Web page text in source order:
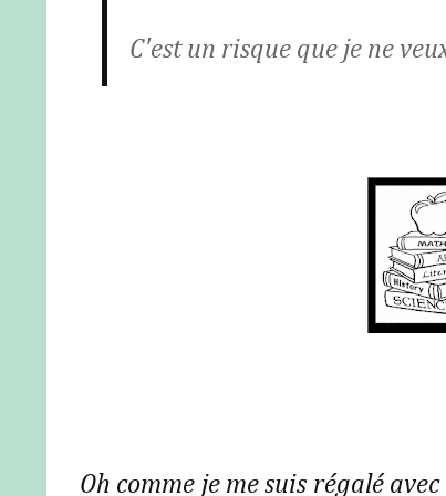
C'est un risque que je ne
Oh comme je me suis régalé